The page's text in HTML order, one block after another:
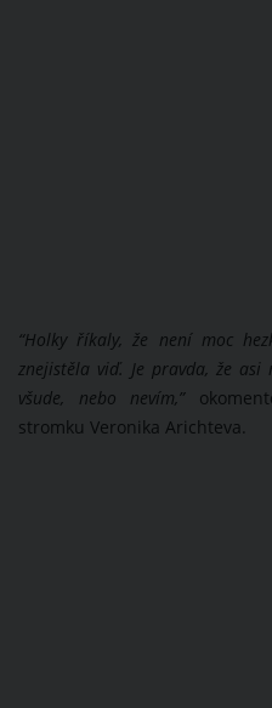
“Holky říkaly, že není moc
znejistěla viď. Je pravda, že
všude, nebo nevím,”
stromku Veronika Arichteva.